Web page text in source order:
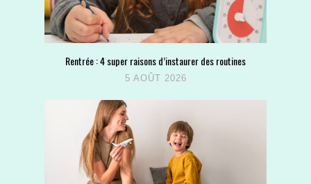
Rentrée : 4 super raisons d’instaurer des routines
5 AOÛT 2026